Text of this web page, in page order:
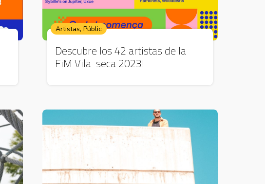
Artistas, Públic
Descubre los 42 artistas de la
FiM Vila-seca 2023!